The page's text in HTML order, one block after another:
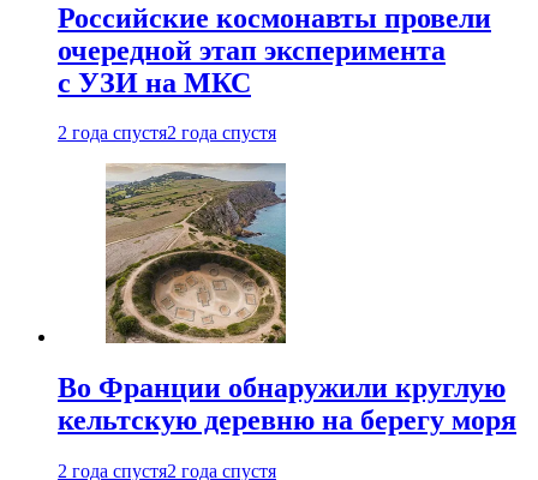
Российские космонавты провели
очередной этап эксперимента
с УЗИ на МКС
2 года спустя2 года спустя
Во Франции обнаружили круглую
кельтскую деревню на берегу моря
2 года спустя2 года спустя